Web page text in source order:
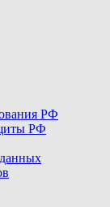
РФ
РФ